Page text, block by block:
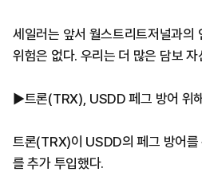
세일러는 앞서 월스트리트저널과의
위험은 없다. 우리는 더 많은 담보
▶트론(TRX), USDD 페그 방어 위
트론(TRX)이 USDD의 페그 방어
를 추가 투입했다.